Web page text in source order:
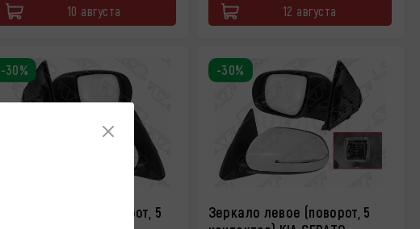
10 августа 12 августа
Зеркало правое (поворот, 5
-30%
Зеркало левое (поворот, 5
-30%